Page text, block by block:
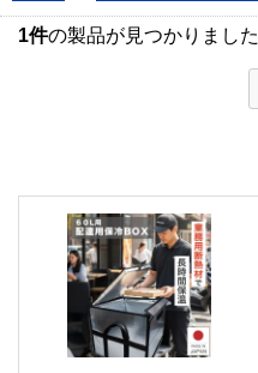
1件の製品が見つかりました